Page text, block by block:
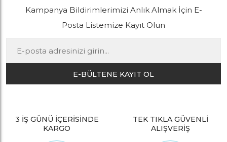
Kampanya Bildirimlerimizi Anlık Almak İçin E-
Posta Listemize Kayıt Olun
E-BÜLTENE KAYIT OL
3 İŞ GÜNÜ İÇERİSİNDE
KARGO
TEK TIKLA GÜVENLİ
ALIŞVERİŞ